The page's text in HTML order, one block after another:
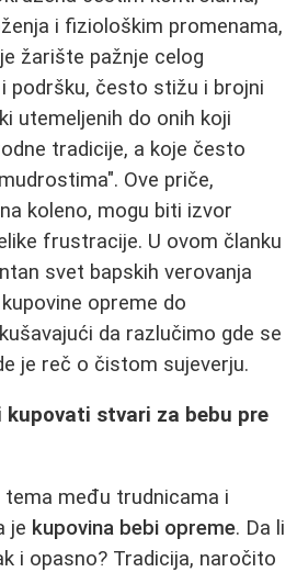
i fiziološkim promenama,
žarište pažnje celog
podršku, često stižu i brojni
utemeljenih do onih koji
tradicije, a koje često
Ove priče,
koleno, mogu biti izvor
frustracije. U ovom članku
svet bapskih verovanja
opreme do
da razlučimo gde se
je reč o čistom sujeverju.
kupovati stvari za bebu pre
tema među trudnicama i
je kupovina bebi opreme. Da li
i opasno? Tradicija, naročito